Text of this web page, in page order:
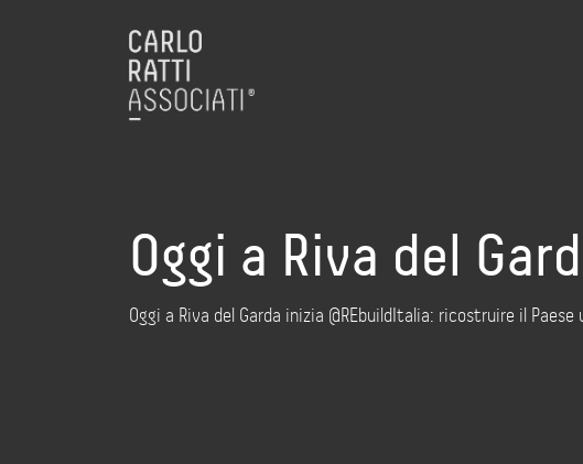
Oggi a Riva del
Oggi a Riva del Garda inizia @REbuildItalia: ricostruire il